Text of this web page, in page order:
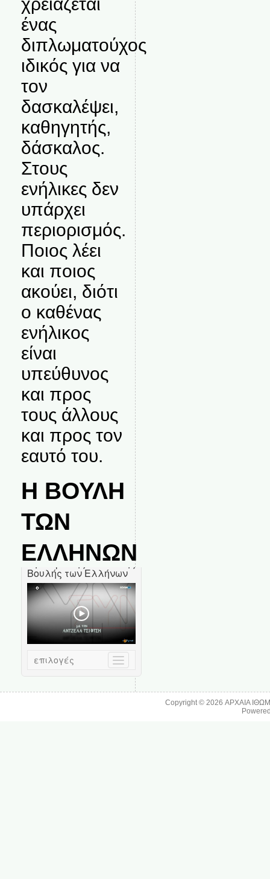
ένας
διπλωματούχος
ιδικός για να
τον
δασκαλέψει,
καθηγητής,
δάσκαλος.
Στους
ενήλικες δεν
υπάρχει
περιορισμός.
Ποιος λέει
και ποιος
ακούει, διότι
ο καθένας
ενήλικος
είναι
υπεύθυνος
και προς
τους άλλους
και προς τον
εαυτό του.
Η ΒΟΥΛΗ
ΤΩΝ
ΕΛΛΗΝΩΝ
Copyright © 2026ΑΡΧΑΙΑ